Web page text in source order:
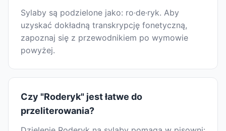
Sylaby są podzielone jako: ro·de·ryk. Aby
uzyskać dokładną transkrypcję fonetyczną,
zapoznaj się z przewodnikiem po wymowie
powyżej.
Czy "Roderyk" jest łatwe do
przeliterowania?